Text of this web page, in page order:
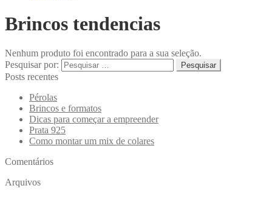
Brincos tendencias
Nenhum produto foi encontrado para a sua seleção.
Pesquisar por:
Posts recentes
Pérolas
Brincos e formatos
Dicas para começar a empreender
Prata 925
Como montar um mix de colares
Comentários
Arquivos